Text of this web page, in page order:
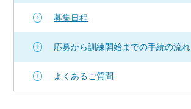
募集日程
応募から訓練開始までの手続の流れ
よくあるご質問